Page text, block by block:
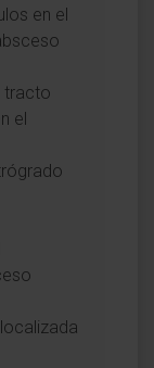
en el
tracto
el